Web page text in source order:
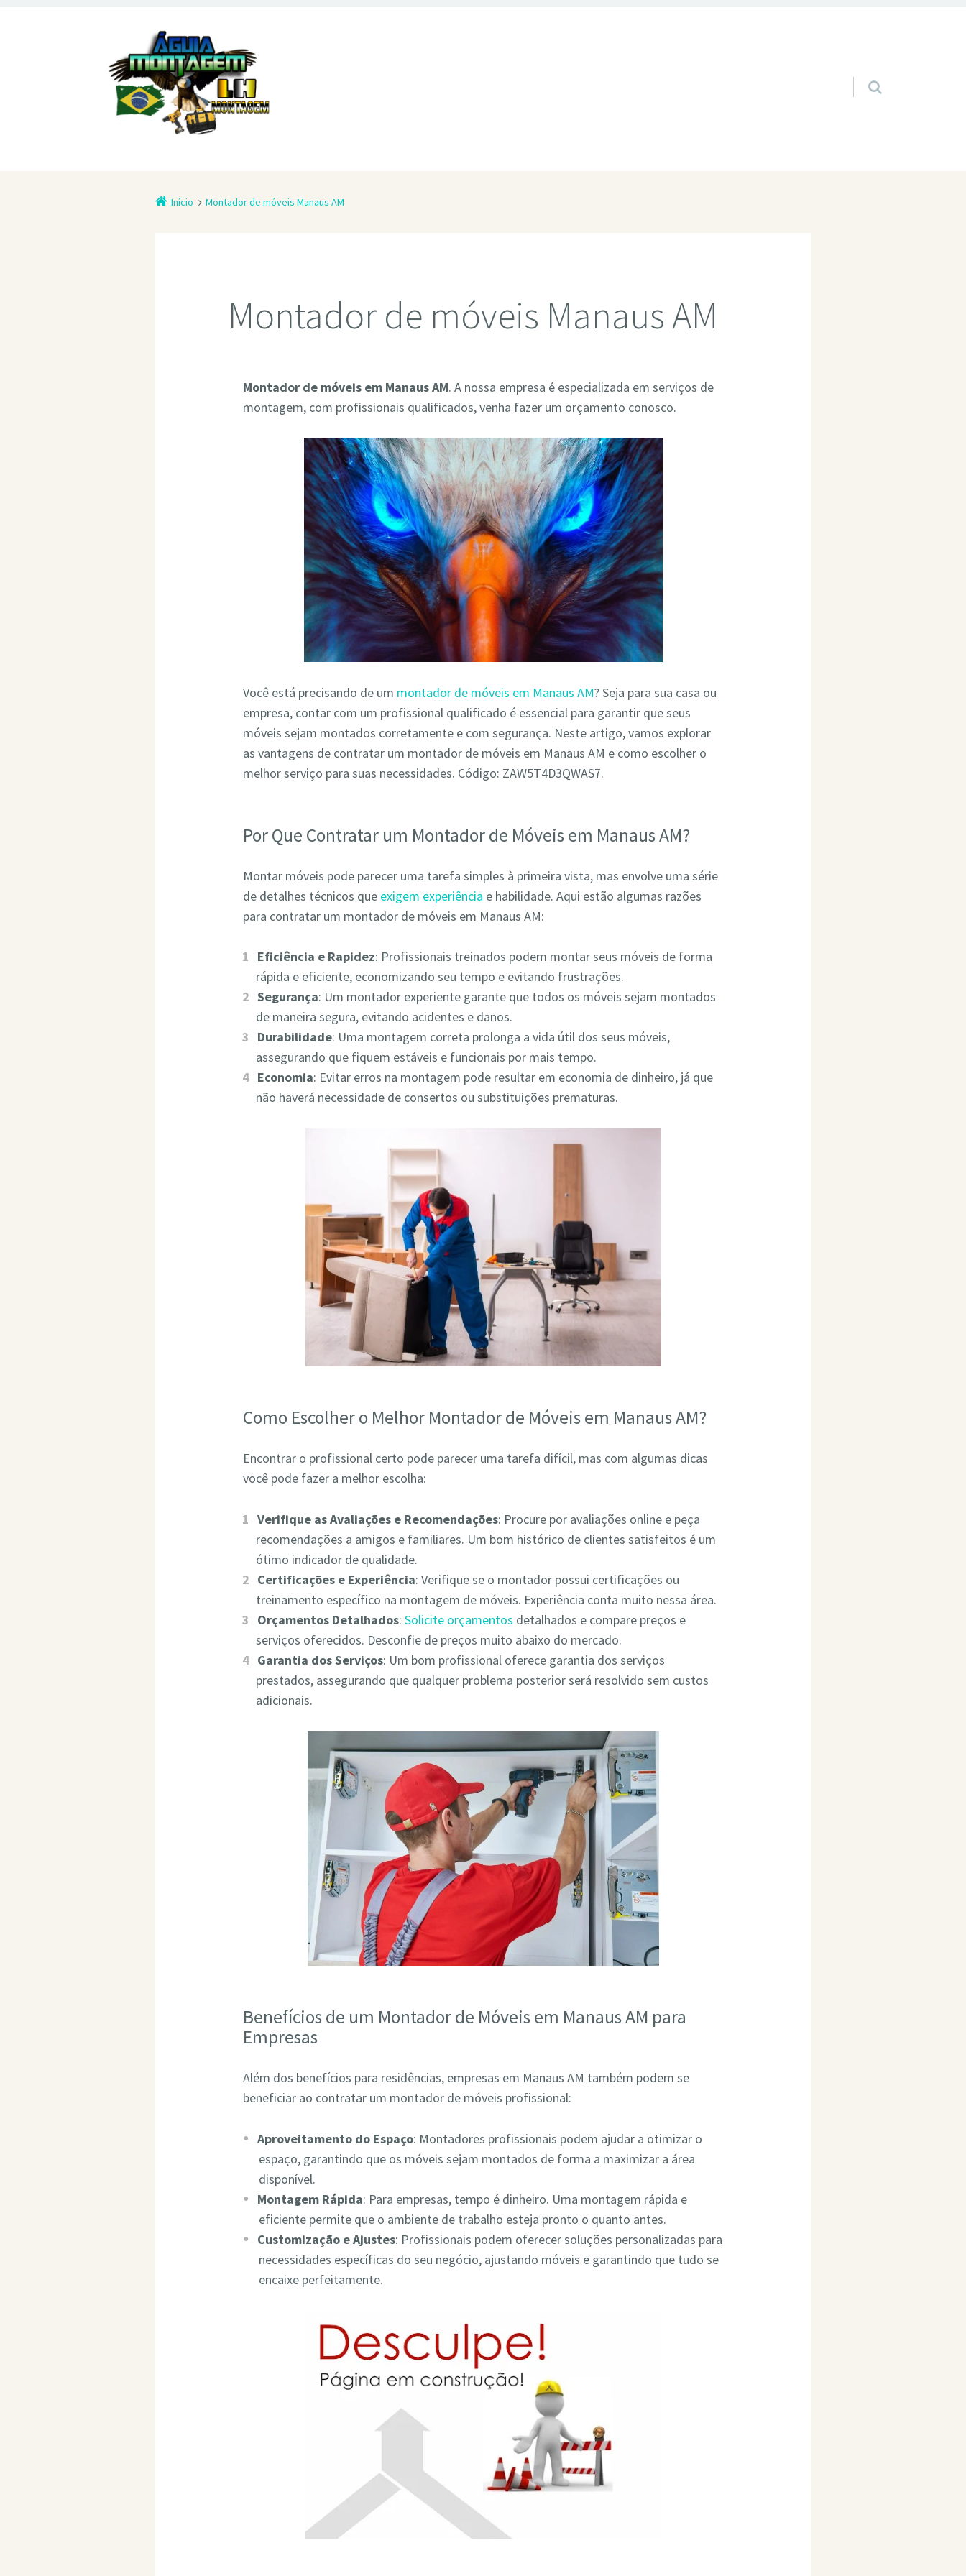
Pular para o conteúdo
Início Montador de móveis Manaus AM
Montador de móveis Manaus AM
Montador de móveis em Manaus AM. A nossa empresa é especializada em serviços de
montagem, com profissionais qualificados, venha fazer um orçamento conosco.
Você está precisando de um montador de móveis em Manaus AM? Seja para sua casa ou
empresa, contar com um profissional qualificado é essencial para garantir que seus
móveis sejam montados corretamente e com segurança. Neste artigo, vamos explorar
as vantagens de contratar um montador de móveis em Manaus AM e como escolher o
melhor serviço para suas necessidades. Código: ZAW5T4D3QWAS7.
Por Que Contratar um Montador de Móveis em Manaus AM?
Montar móveis pode parecer uma tarefa simples à primeira vista, mas envolve uma série
de detalhes técnicos que exigem experiência e habilidade. Aqui estão algumas razões
para contratar um montador de móveis em Manaus AM:
Eficiência e Rapidez: Profissionais treinados podem montar seus móveis de forma
rápida e eficiente, economizando seu tempo e evitando frustrações.
Segurança: Um montador experiente garante que todos os móveis sejam montados
de maneira segura, evitando acidentes e danos.
Durabilidade: Uma montagem correta prolonga a vida útil dos seus móveis,
assegurando que fiquem estáveis e funcionais por mais tempo.
Economia: Evitar erros na montagem pode resultar em economia de dinheiro, já que
não haverá necessidade de consertos ou substituições prematuras.
Como Escolher o Melhor Montador de Móveis em Manaus AM?
Encontrar o profissional certo pode parecer uma tarefa difícil, mas com algumas dicas
você pode fazer a melhor escolha:
Verifique as Avaliações e Recomendações: Procure por avaliações online e peça
recomendações a amigos e familiares. Um bom histórico de clientes satisfeitos é um
ótimo indicador de qualidade.
Certificações e Experiência: Verifique se o montador possui certificações ou
treinamento específico na montagem de móveis. Experiência conta muito nessa área.
Orçamentos Detalhados:Solicite orçamentos detalhados e compare preços e
serviços oferecidos. Desconfie de preços muito abaixo do mercado.
Garantia dos Serviços: Um bom profissional oferece garantia dos serviços
prestados, assegurando que qualquer problema posterior será resolvido sem custos
adicionais.
Benefícios de um Montador de Móveis em Manaus AM para
Empresas
Além dos benefícios para residências, empresas em Manaus AM também podem se
beneficiar ao contratar um montador de móveis profissional:
Aproveitamento do Espaço: Montadores profissionais podem ajudar a otimizar o
espaço, garantindo que os móveis sejam montados de forma a maximizar a área
disponível.
Montagem Rápida: Para empresas, tempo é dinheiro. Uma montagem rápida e
eficiente permite que o ambiente de trabalho esteja pronto o quanto antes.
Customização e Ajustes: Profissionais podem oferecer soluções personalizadas para
necessidades específicas do seu negócio, ajustando móveis e garantindo que tudo se
encaixe perfeitamente.